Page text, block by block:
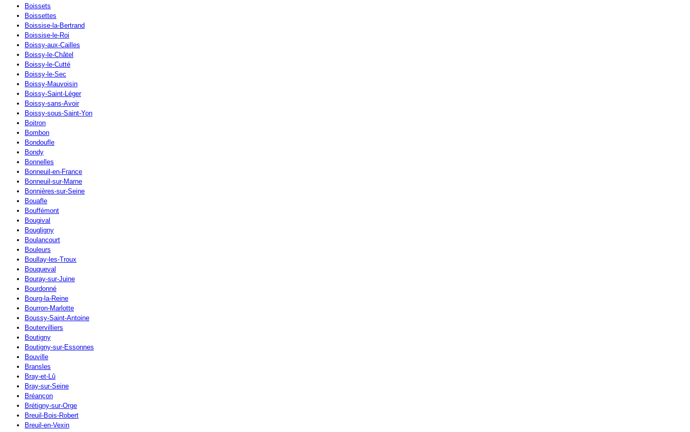
Boissets
Boissettes
Boissise-la-Bertrand
Boissise-le-Roi
Boissy-aux-Cailles
Boissy-le-Châtel
Boissy-le-Cutté
Boissy-le-Sec
Boissy-Mauvoisin
Boissy-Saint-Léger
Boissy-sans-Avoir
Boissy-sous-Saint-Yon
Boitron
Bombon
Bondoufle
Bondy
Bonnelles
Bonneuil-en-France
Bonneuil-sur-Marne
Bonnières-sur-Seine
Bouafle
Bouffémont
Bougival
Bougligny
Boulancourt
Bouleurs
Boullay-les-Troux
Bouqueval
Bouray-sur-Juine
Bourdonné
Bourg-la-Reine
Bourron-Marlotte
Boussy-Saint-Antoine
Boutervilliers
Boutigny
Boutigny-sur-Essonnes
Bouville
Bransles
Bray-et-Lû
Bray-sur-Seine
Bréançon
Brétigny-sur-Orge
Breuil-Bois-Robert
Breuil-en-Vexin